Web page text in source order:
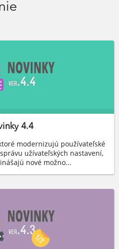
4.4
modernizujú používateľské
užívateľských nastavení,
nové možno...